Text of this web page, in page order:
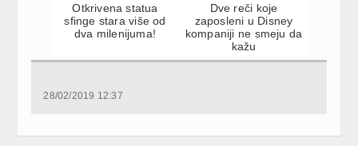
Otkrivena statua
sfinge stara više od
dva milenijuma!
Dve reči koje
zaposleni u Disney
kompaniji ne smeju da
kažu
28/02/2019 12:37